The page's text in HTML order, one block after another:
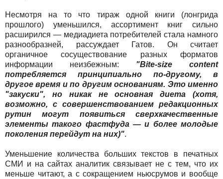
Несмотря на то что тираж одной книги (лонгрида
прошлого) уменьшился, ассортимент книг сильно
расширился — медиадиета потребителей стала намного
разнообразней, рассуждает Гатов. Он считает
органичное сосуществование разных форматов
информации неизбежным: "Bite-size content
потребляется принципиально по-другому, в
другое время и по другим основаниям. Это именно
"закуски", но никак не основная диета (хотя,
возможно, с совершенствованием редакционных
рутин могут появиться сверхкачественные
элементы такого фастфуда — и более молодые
поколения перейдут на них)".
Уменьшение количества больших текстов в печатных
СМИ и на сайтах аналитик связывает не с тем, что их
меньше читают, а с сокращением ньюсрумов и вообще